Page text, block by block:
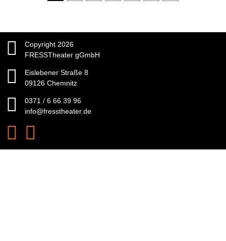
Copyright 2026
FRESSTheater gGmbH
Eislebener Straße 8
09126 Chemnitz
0371 / 6 66 39 96
info@fresstheater.de